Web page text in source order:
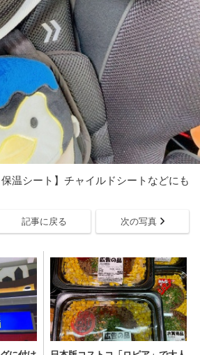
保温シート】チャイルドシートなどにも
記事に戻る 次の写真